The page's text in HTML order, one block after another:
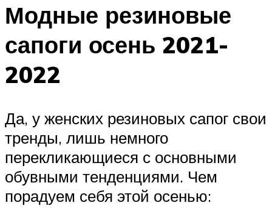
Модные резиновые
сапоги осень 2021-
2022
Да, у женских резиновых сапог свои
тренды, лишь немного
перекликающиеся с основными
обувными тенденциями. Чем
порадуем себя этой осенью: